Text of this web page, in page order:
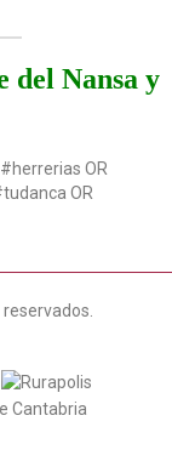
del Nansa y
OR
OR